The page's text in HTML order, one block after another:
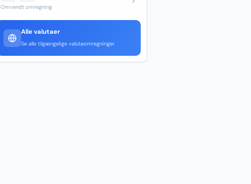
Omvendt omregning
Alle valutaer
Se alle tilgængelige valutaomregninger